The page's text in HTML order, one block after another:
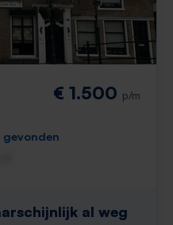
€ 1.500 p/m
gevonden
al weg